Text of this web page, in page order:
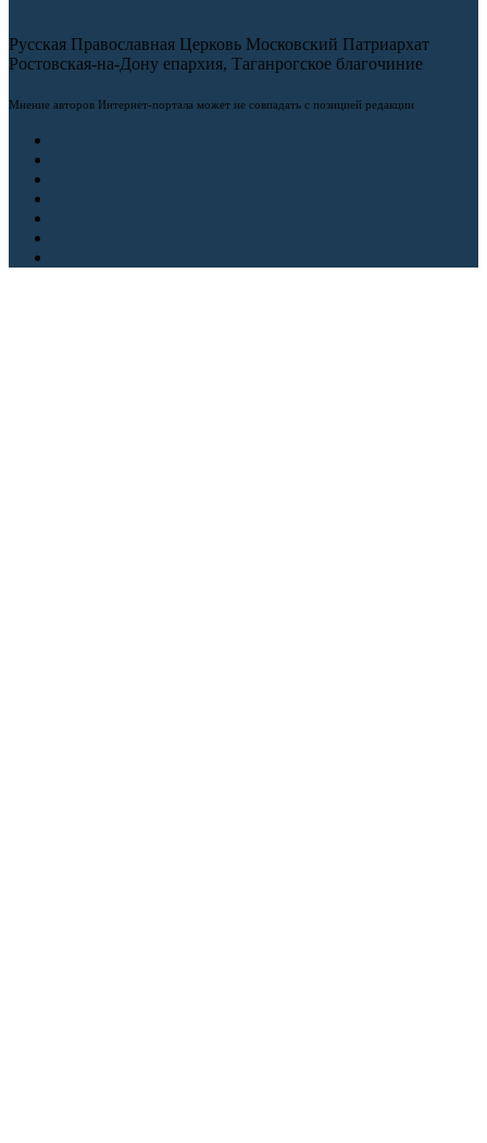
Русская Православная Церковь Московский Патриархат
Ростовская-на-Дону епархия, Таганрогское благочиние
Мнение авторов Интернет-портала может не совпадать с позицией редакции